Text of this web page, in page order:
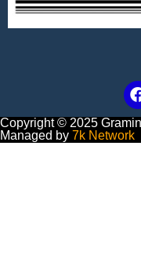
Copyright © 2025
Managed by 7k Network